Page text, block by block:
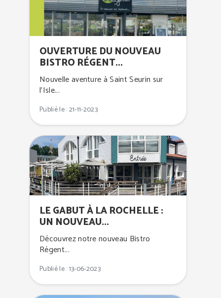
OUVERTURE DU NOUVEAU
BISTRO RÉGENT...
Nouvelle aventure à Saint Seurin sur
l’Isle...
Publié le : 21-11-2023
LE GABUT À LA ROCHELLE :
UN NOUVEAU...
Découvrez notre nouveau Bistro
Régent...
Publié le : 13-06-2023